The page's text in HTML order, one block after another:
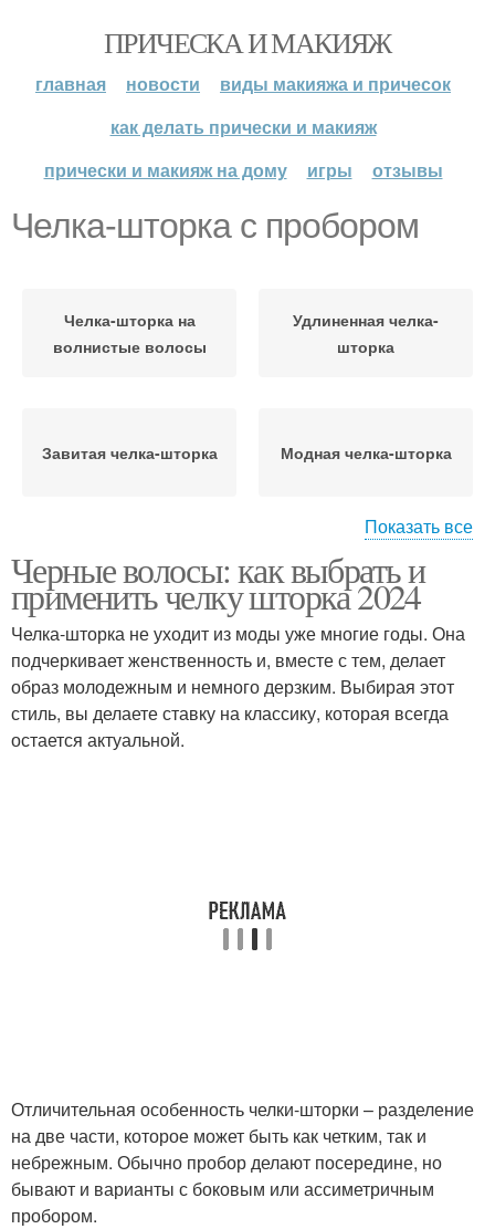
ПРИЧЕСКА И МАКИЯЖ
главная новости
виды макияжа и причесок
как делать прически и макияж
прически и макияж на дому
игры отзывы
Челка-шторка с пробором
Челка-шторка на
волнистые волосы
Удлиненная челка-
шторка
Завитая челка-шторка Модная челка-шторка
Объемная челка-шторка
Челка-шторка с
помощью
Показать все
Черные волосы: как выбрать и
применить челку шторка 2024
Челка-шторка не уходит из моды уже многие годы. Она
подчеркивает женственность и, вместе с тем, делает
образ молодежным и немного дерзким. Выбирая этот
стиль, вы делаете ставку на классику, которая всегда
остается актуальной.
Отличительная особенность челки-шторки – разделение
на две части, которое может быть как четким, так и
небрежным. Обычно пробор делают посередине, но
бывают и варианты с боковым или ассиметричным
пробором.